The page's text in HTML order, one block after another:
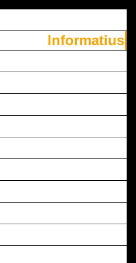
Informatius